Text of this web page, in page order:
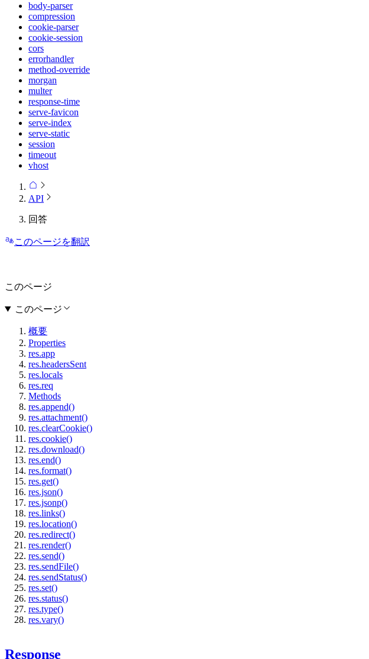
body-parser
compression
cookie-parser
cookie-session
cors
errorhandler
method-override
morgan
multer
response-time
serve-favicon
serve-index
serve-static
session
timeout
vhost
API
回答
このページを翻訳
Response
このページ
このページ
概要
Properties
res.app
res.headersSent
res.locals
res.req
Methods
res.append()
res.attachment()
res.clearCookie()
res.cookie()
res.download()
res.end()
res.format()
res.get()
res.json()
res.jsonp()
res.links()
res.location()
res.redirect()
res.render()
res.send()
res.sendFile()
res.sendStatus()
res.set()
res.status()
res.type()
res.vary()